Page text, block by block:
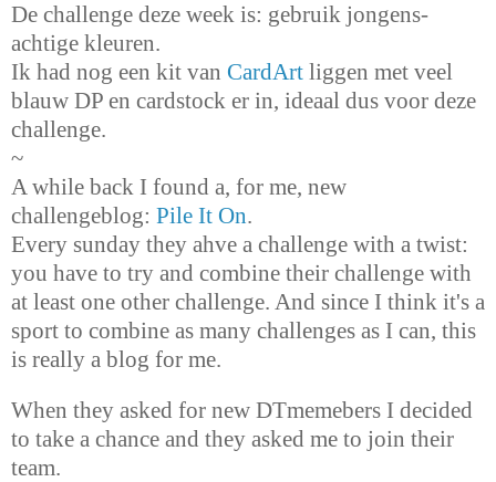
De challenge deze week is: gebruik jongens-
achtige kleuren.
Ik had nog een kit van CardArt liggen met veel
blauw DP en cardstock er in, ideaal dus voor deze
challenge.
~
A while back I found a, for me, new
challengeblog: Pile It On.
Every sunday they ahve a challenge with a twist:
you have to try and combine their challenge with
at least one other challenge. And since I think it's a
sport to combine as many challenges as I can, this
is really a blog for me.
When they asked for new DTmemebers I decided
to take a chance and they asked me to join their
team.